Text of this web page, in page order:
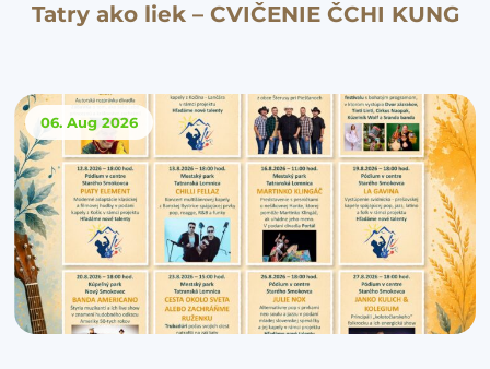
Tatry ako liek – CVIČENIE ČCHI KUNG
06. Aug 2026